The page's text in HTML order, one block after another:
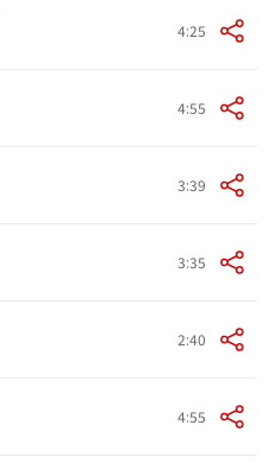
4:25
4:55
3:39
3:35
2:40
4:55